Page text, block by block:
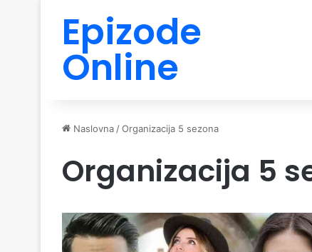
Epizode
Online
Naslovna /Organizacija 5 sezona
Organizacija 5